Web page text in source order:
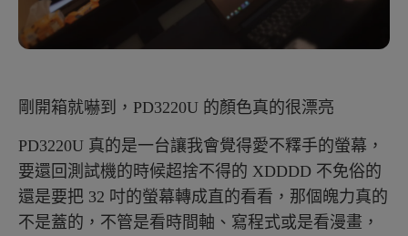
剛開箱就嚇到，PD3220U 的顏色真的很漂亮
PD3220U 真的是一台讓我會覺得愛不釋手的螢幕，
要還回測試機的時候超捨不得的 XDDDD 不免俗的
還是要把 32 吋的螢幕轉成直的看看，那個魄力真的
不是蓋的，不管是看時間軸、寫程式或是看漫畫，